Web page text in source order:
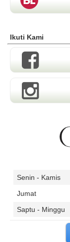
Ikuti Kami
Senin - Kamis
Jumat
Saptu - Minggu